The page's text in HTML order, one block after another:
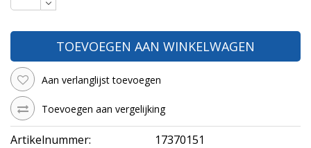
TOEVOEGEN AAN WINKELWAGEN
Aan verlanglijst toevoegen
Toevoegen aan vergelijking
Artikelnummer:
17370151